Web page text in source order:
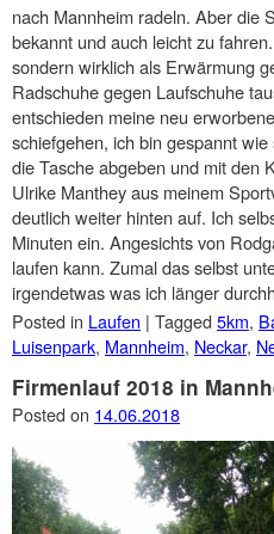
nach Mannheim radeln. Aber die
bekannt und auch leicht zu
sondern wirklich als Erwärmung
Radschuhe gegen Laufschuhe
entschieden meine neu
schiefgehen, ich bin gespannt
die Tasche abgeben und mit den
Ulrike Manthey aus meinem
deutlich weiter hinten auf. Ich
Minuten ein. Angesichts von
laufen kann. Zumal das selbst
irgendetwas was ich länger
Posted in Laufen | Tagged 5km,
Luisenpark, Mannheim, Neckar,
Firmenlauf 2018 in
Posted on 14.06.2018